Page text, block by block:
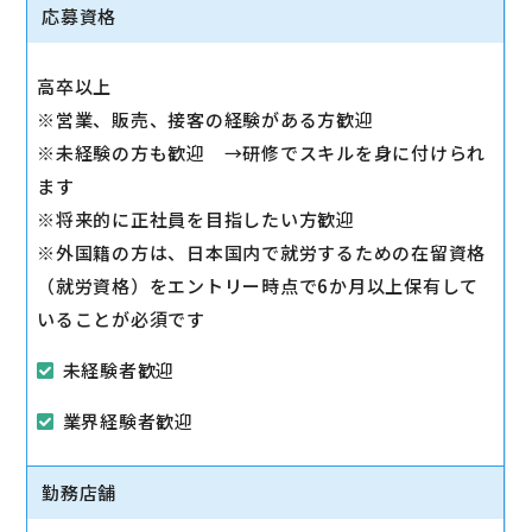
◇販売イベントの運営
◇売場管理/実績管理
売場のレイアウト変更など魅力的なお店作りをお願い
します。
応募資格
高卒以上
※営業、販売、接客の経験がある方歓迎
※未経験の方も歓迎 →研修でスキルを身に付けられ
ます
※将来的に正社員を目指したい方歓迎
※外国籍の方は、日本国内で就労するための在留資格
（就労資格）をエントリー時点で6か月以上保有して
いることが必須です
未経験者歓迎
業界経験者歓迎
勤務店舗